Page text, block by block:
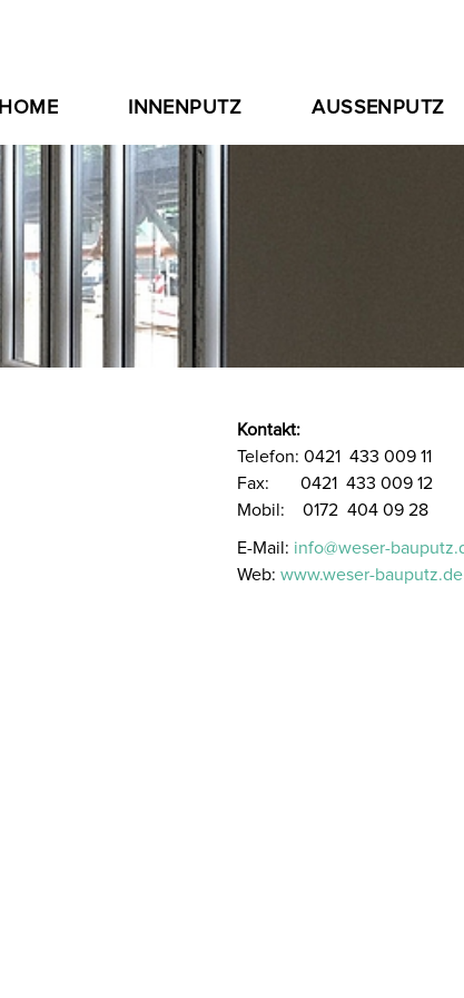
HOME INNENPUTZ AUSSENPUTZ
Kontakt:
Telefon: 0421 433 009 11
Fax: 0421 433 009 12
Mobil: 0172 404 09 28
E-Mail: info@weser-
Web: www.weser-bauputz.de